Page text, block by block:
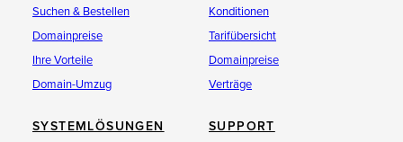
Suchen & Bestellen
Domainpreise
Ihre Vorteile
Domain-Umzug
Konditionen
Tarifübersicht
Domainpreise
Verträge
SYSTEMLÖSUNGEN SUPPORT